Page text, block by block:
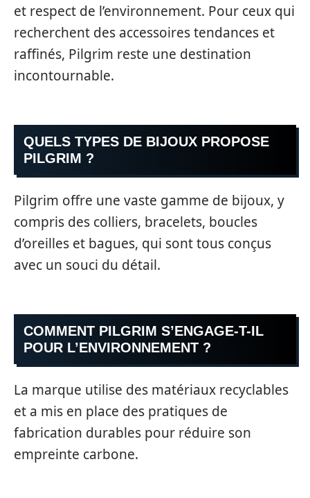
et respect de l’environnement. Pour ceux qui
recherchent des accessoires tendances et
raffinés, Pilgrim reste une destination
incontournable.
QUELS TYPES DE BIJOUX PROPOSE
PILGRIM ?
Pilgrim offre une vaste gamme de bijoux, y
compris des colliers, bracelets, boucles
d’oreilles et bagues, qui sont tous conçus
avec un souci du détail.
COMMENT PILGRIM S’ENGAGE-T-IL
POUR L’ENVIRONNEMENT ?
La marque utilise des matériaux recyclables
et a mis en place des pratiques de
fabrication durables pour réduire son
empreinte carbone.